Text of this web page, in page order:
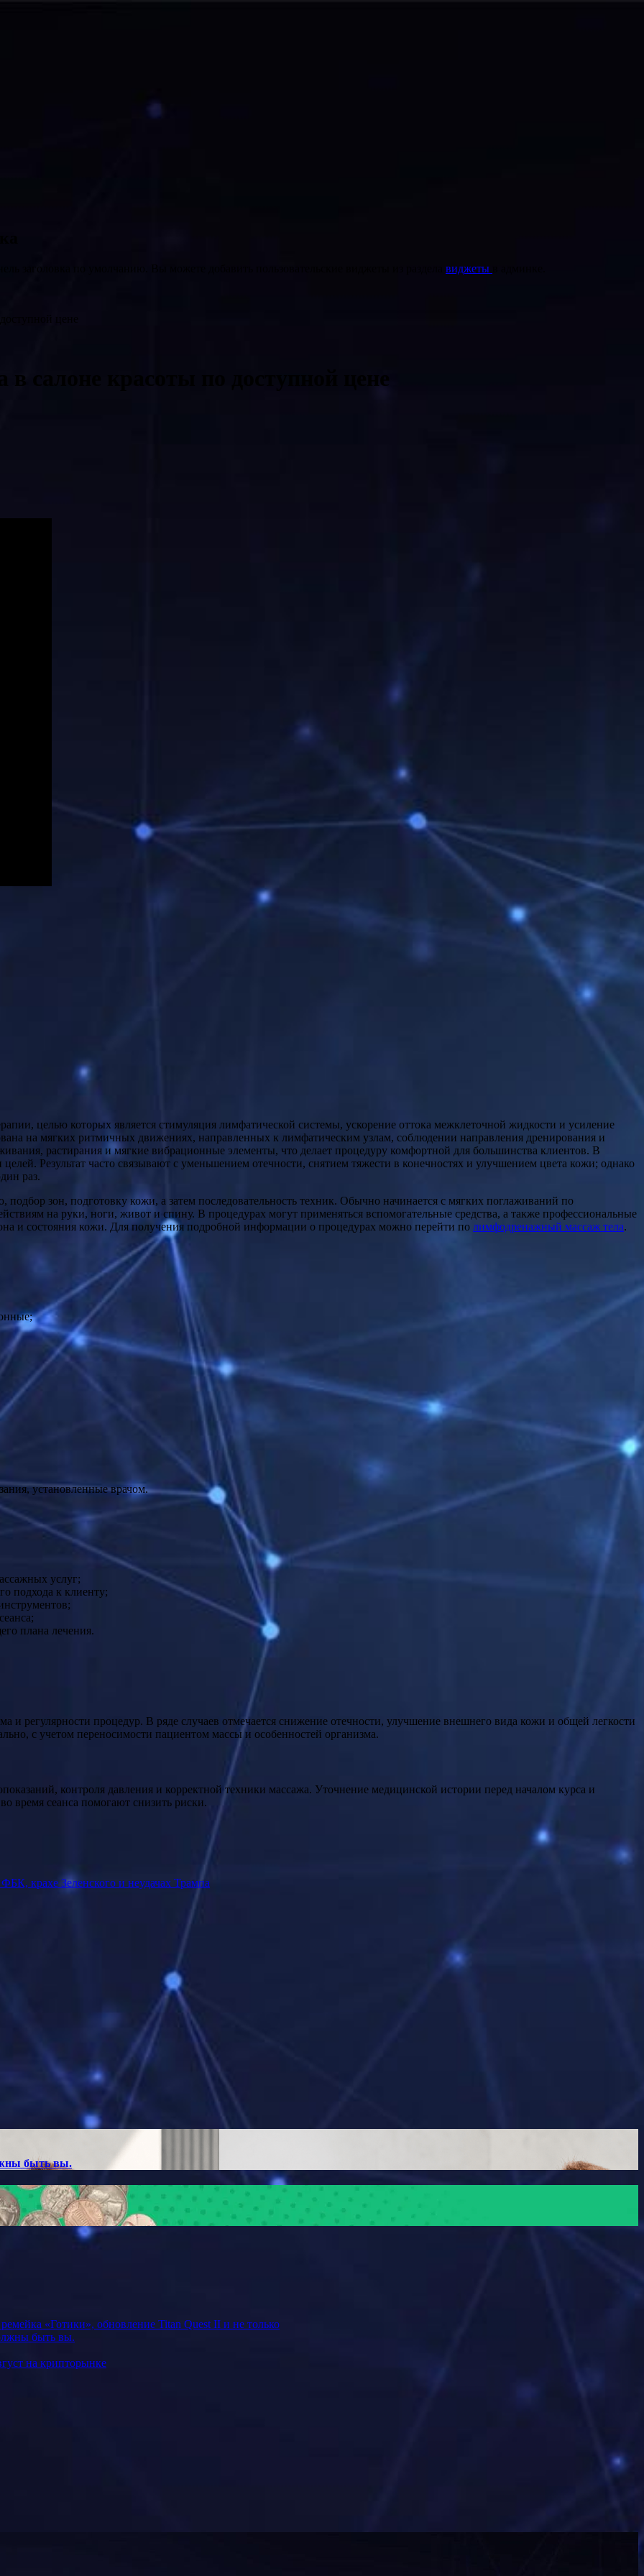
виджеты
салоне красоты по доступной цене
на мягких ритмичных движениях, направленных к лимфатическим узлам, соблюдении направления дренирования и
растирания и мягкие вибрационные элементы, что делает процедуру комфортной для большинства клиентов. В
Результат часто связывают с уменьшением отечности, снятием тяжести в конечностях и улучшением цвета кожи; однако
раз.
зон, подготовку кожи, а затем последовательность техник. Обычно начинается с мягких поглаживаний по
на руки, ноги, живот и спину. В процедурах могут применяться вспомогательные средства, а также профессиональные
и состояния кожи. Для получения подробной информации о процедурах можно перейти по лимфодренажный массаж тела.
установленныe врачом.
услуг;
подхода к клиенту;
плана лечения.
и регулярности процедур. В ряде случаев отмечается снижение отечности, улучшение внешнего вида кожи и общей легкости
с учетом переносимости пациентом массы и особенностей организма.
контроля давления и корректной техники массажа. Уточнение медицинской истории перед началом курса и
время сеанса помогают снизить риски.
крахе Зеленского и неудачах Трампа
быть вы.
«Готики», обновление Titan Quest II и не только
быть вы.
на крипторынке